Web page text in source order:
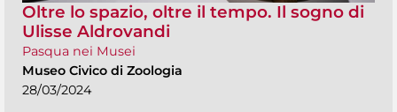
Oltre lo spazio, oltre il tempo. Il sogno di
Ulisse Aldrovandi
Pasqua nei Musei
Museo Civico di Zoologia
28/03/2024